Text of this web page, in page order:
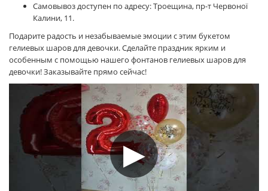
Самовывоз доступен по адресу: Троещина, пр-т Червоної
Калини, 11.
Подарите радость и незабываемые эмоции с этим букетом
гелиевых шаров для девочки. Сделайте праздник ярким и
особенным с помощью нашего фонтанов гелиевых шаров для
девочки! Заказывайте прямо сейчас!